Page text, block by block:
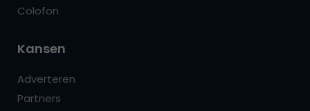
Colofon
Kansen
Adverteren
Partners